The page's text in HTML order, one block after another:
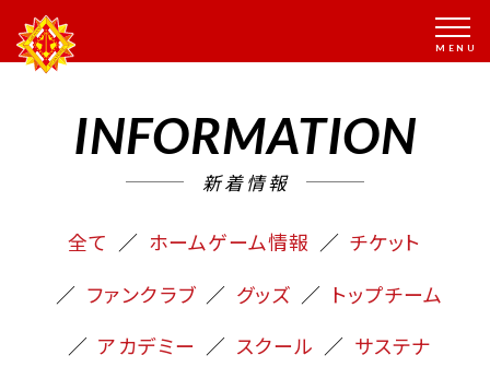
INFORMATION
新着情報
全て ホームゲーム情報
チケット
ファンクラブ
グッズ
トップチーム
アカデミー
スクール
サステナ